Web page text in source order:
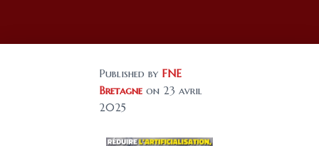
G
Published by FNE
Bretagne on 23 avril
2025